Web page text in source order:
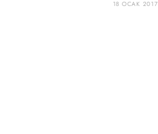
18 OCAK 2017